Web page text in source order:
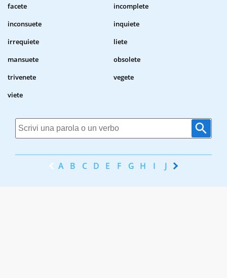
facete
incomplete
inconsuete
inquiete
irrequiete
liete
mansuete
obsolete
trivenete
vegete
viete
A B C D E F G H I J K